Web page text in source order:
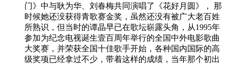
门》中与耿为华、刘春梅共同演唱了《花好月圆》， 那
时候她还没获得青歌赛金奖，虽然还没有被广大老百姓
所熟识，但当时的谭晶早已在歌坛崭露头角，从1995年
参加为纪念电视诞生壹百周年举行的全国中外电影歌曲
大奖赛，并荣获全国十佳歌手开始，各种国内国际的高
级奖项已经拿过不少，带着这样的成绩，当年那个初出